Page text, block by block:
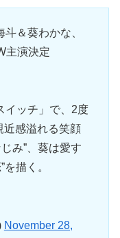
＆葵わかな、
主演決定
イッチ」で、2度
近感溢れる笑顔
み”、葵は愛す
描く。
November 28,